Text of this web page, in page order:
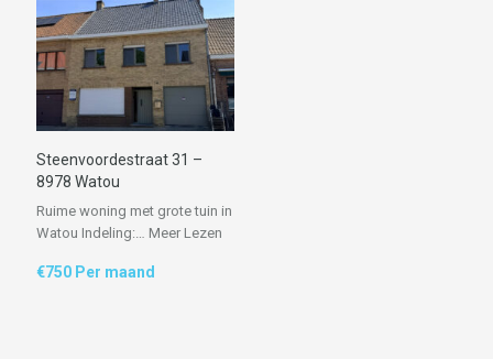
Steenvoordestraat 31 –
8978 Watou
Ruime woning met grote tuin in
Watou Indeling:… Meer Lezen
€750 Per maand